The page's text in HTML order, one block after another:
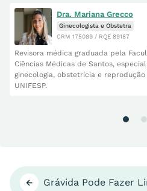
Dra. Mariana Grecco
Ginecologista e Obstetra
CRM 175089 / RQE 89187
Revisora médica graduada pela
Ciências Médicas de Santos,
ginecologia, obstetrícia e
UNIFESP.
Grávida Pode Fazer